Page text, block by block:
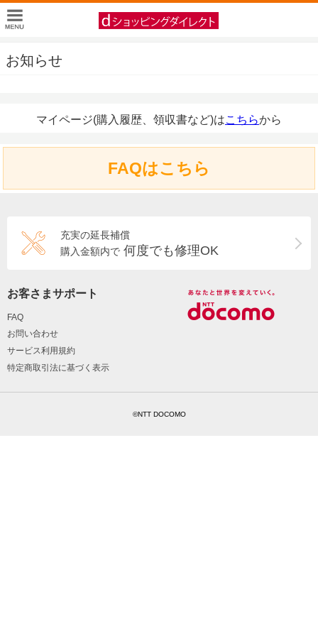
お知らせ
マイページ(購入履歴、領収書など)はこちらから
FAQはこちら
充実の延長補償
購入金額内で 何度でも修理OK
お客さまサポート
FAQ
お問い合わせ
サービス利用規約
特定商取引法に基づく表示
©NTT DOCOMO